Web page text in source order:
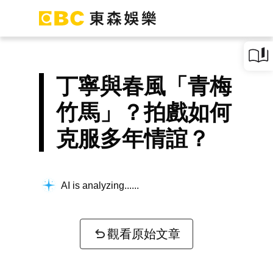
丁寧與春風「青梅
竹馬」？拍戲如何
克服多年情誼？
AI is analyzing...
觀看原始文章